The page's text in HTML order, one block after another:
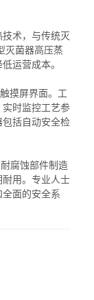
术，与传统灭
灭菌器高压蒸
运营成本。
摸屏界面。 工
时监控工艺参
包括自动安全检
腐蚀部件制造
用。专业人士
面的安全系